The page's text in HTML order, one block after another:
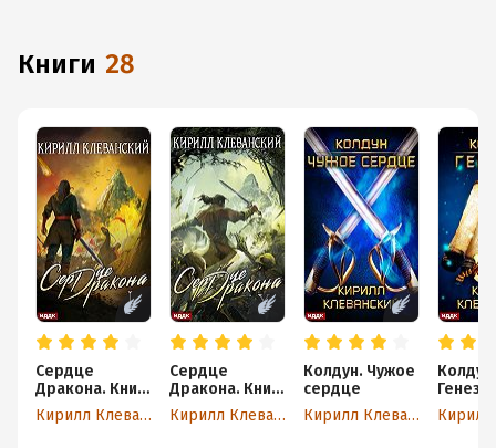
книги 28
Сердце
Дракона. Книга
1
Кирилл Клеванский
Сердце
Дракона. Книга
10
Кирилл Клеванский
Колдун. Чужое
сердце
Кирилл Клеванский
Колдун.
Генезис